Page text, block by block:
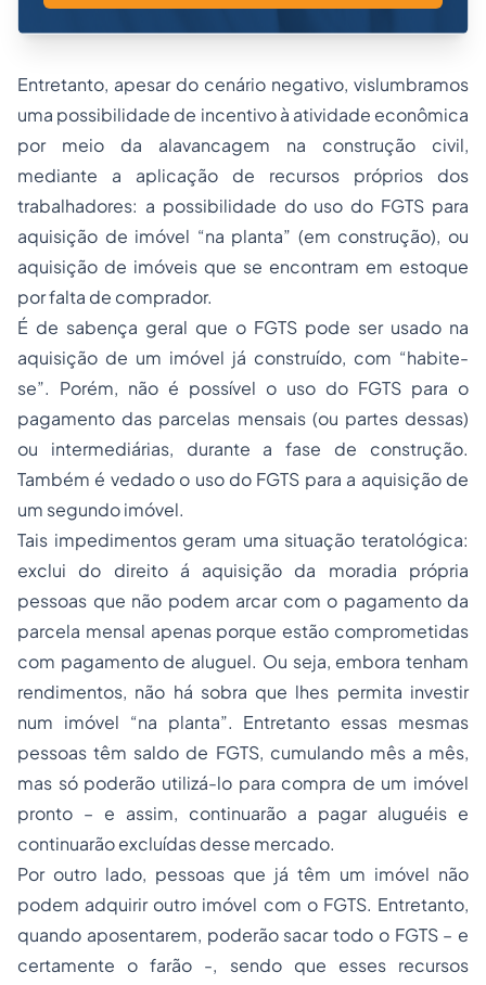
Entretanto, apesar do cenário negativo, vislumbramos
uma possibilidade de incentivo à atividade econômica
por meio da alavancagem na construção civil,
mediante a aplicação de recursos próprios dos
trabalhadores: a possibilidade do uso do FGTS para
aquisição de imóvel “na planta” (em construção), ou
aquisição de imóveis que se encontram em estoque
por falta de comprador.
É de sabença geral que o FGTS pode ser usado na
aquisição de um imóvel já construído, com “habite-
se”. Porém, não é possível o uso do FGTS para o
pagamento das parcelas mensais (ou partes dessas)
ou intermediárias, durante a fase de construção.
Também é vedado o uso do FGTS para a aquisição de
um segundo imóvel.
Tais impedimentos geram uma situação teratológica:
exclui do direito á aquisição da moradia própria
pessoas que não podem arcar com o pagamento da
parcela mensal apenas porque estão comprometidas
com pagamento de aluguel. Ou seja, embora tenham
rendimentos, não há sobra que lhes permita investir
num imóvel “na planta”. Entretanto essas mesmas
pessoas têm saldo de FGTS, cumulando mês a mês,
mas só poderão utilizá-lo para compra de um imóvel
pronto – e assim, continuarão a pagar aluguéis e
continuarão excluídas desse mercado.
Por outro lado, pessoas que já têm um imóvel não
podem adquirir outro imóvel com o FGTS. Entretanto,
quando aposentarem, poderão sacar todo o FGTS – e
certamente o farão -, sendo que esses recursos